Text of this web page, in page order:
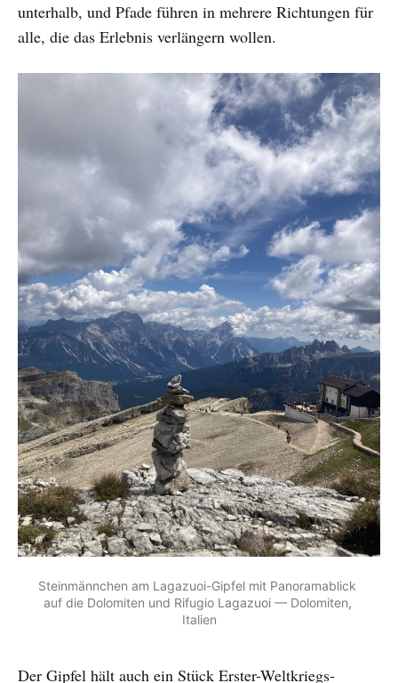
unterhalb, und Pfade führen in mehrere Richtungen für
alle, die das Erlebnis verlängern wollen.
Steinmännchen am Lagazuoi-Gipfel mit Panoramablick
auf die Dolomiten und Rifugio Lagazuoi — Dolomiten,
Italien
Der Gipfel hält auch ein Stück Erster-Weltkriegs-